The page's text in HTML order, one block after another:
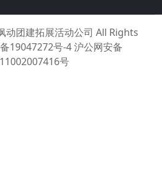
动团建拓展活动公司 All Rights
19047272号-4 沪公网安备
号